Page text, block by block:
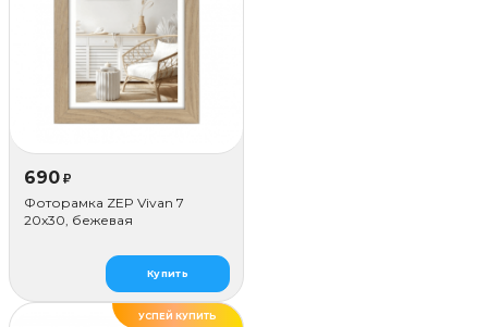
690 ₽
Фоторамка ZEP Vivan 7
20x30, бежевая
Купить
УСПЕЙ КУПИТЬ
ДЕЛАЕМ САМИ